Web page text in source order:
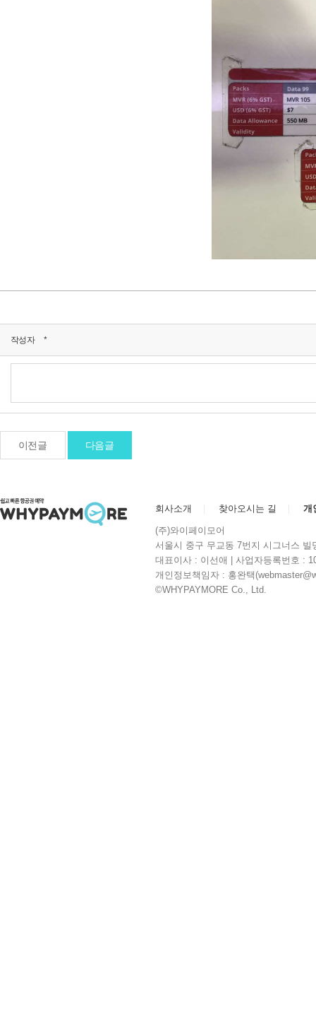
작성자 *
이전글 다음글
회사소개 찾아오시는 길 개
(주)와이페이모어
서울시 중구 무교동 7번지 시그너스 빌
대표이사 : 이선애 | 사업자등록번호 :
개인정보책임자 : 홍완택
©WHYPAYMORE Co., Ltd.